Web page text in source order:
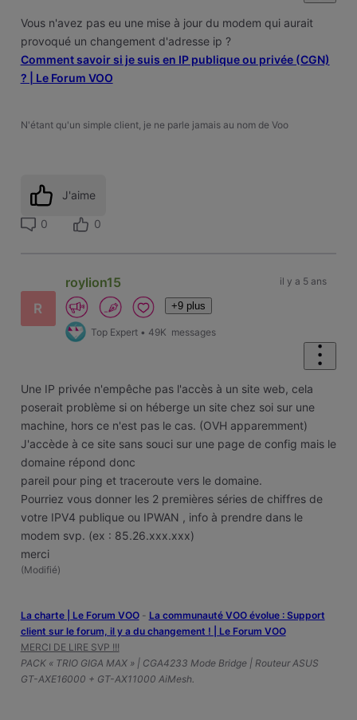
Vous n'avez pas eu une mise à jour du modem qui aurait
provoqué un changement d'adresse ip ?
Comment savoir si je suis en IP publique ou privée (CGN)
? | Le Forum VOO
N'étant qu'un simple client, je ne parle jamais au nom de Voo
J'aime
0 0
R
roylion15
+9 plus
Top Expert • 49K messages
il y a 5 ans
Une IP privée n'empêche pas l'accès à un site web, cela
poserait problème si on héberge un site chez soi sur une
machine, hors ce n'est pas le cas. (OVH apparemment)
J'accède à ce site sans souci sur une page de config mais le
domaine répond donc
pareil pour ping et traceroute vers le domaine.
Pourriez vous donner les 2 premières séries de chiffres de
votre IPV4 publique ou IPWAN , info à prendre dans le
modem svp. (ex : 85.26.xxx.xxx)
merci
(Modifié)
La charte | Le Forum VOO- ‎La communauté VOO évolue : Support
client sur le forum, il y a du changement ! | Le Forum VOO
MERCI DE LIRE SVP !!!
PACK « TRIO GIGA MAX » | CGA4233 Mode Bridge | Routeur ASUS
GT-AXE16000 + GT-AX11000 AiMesh.